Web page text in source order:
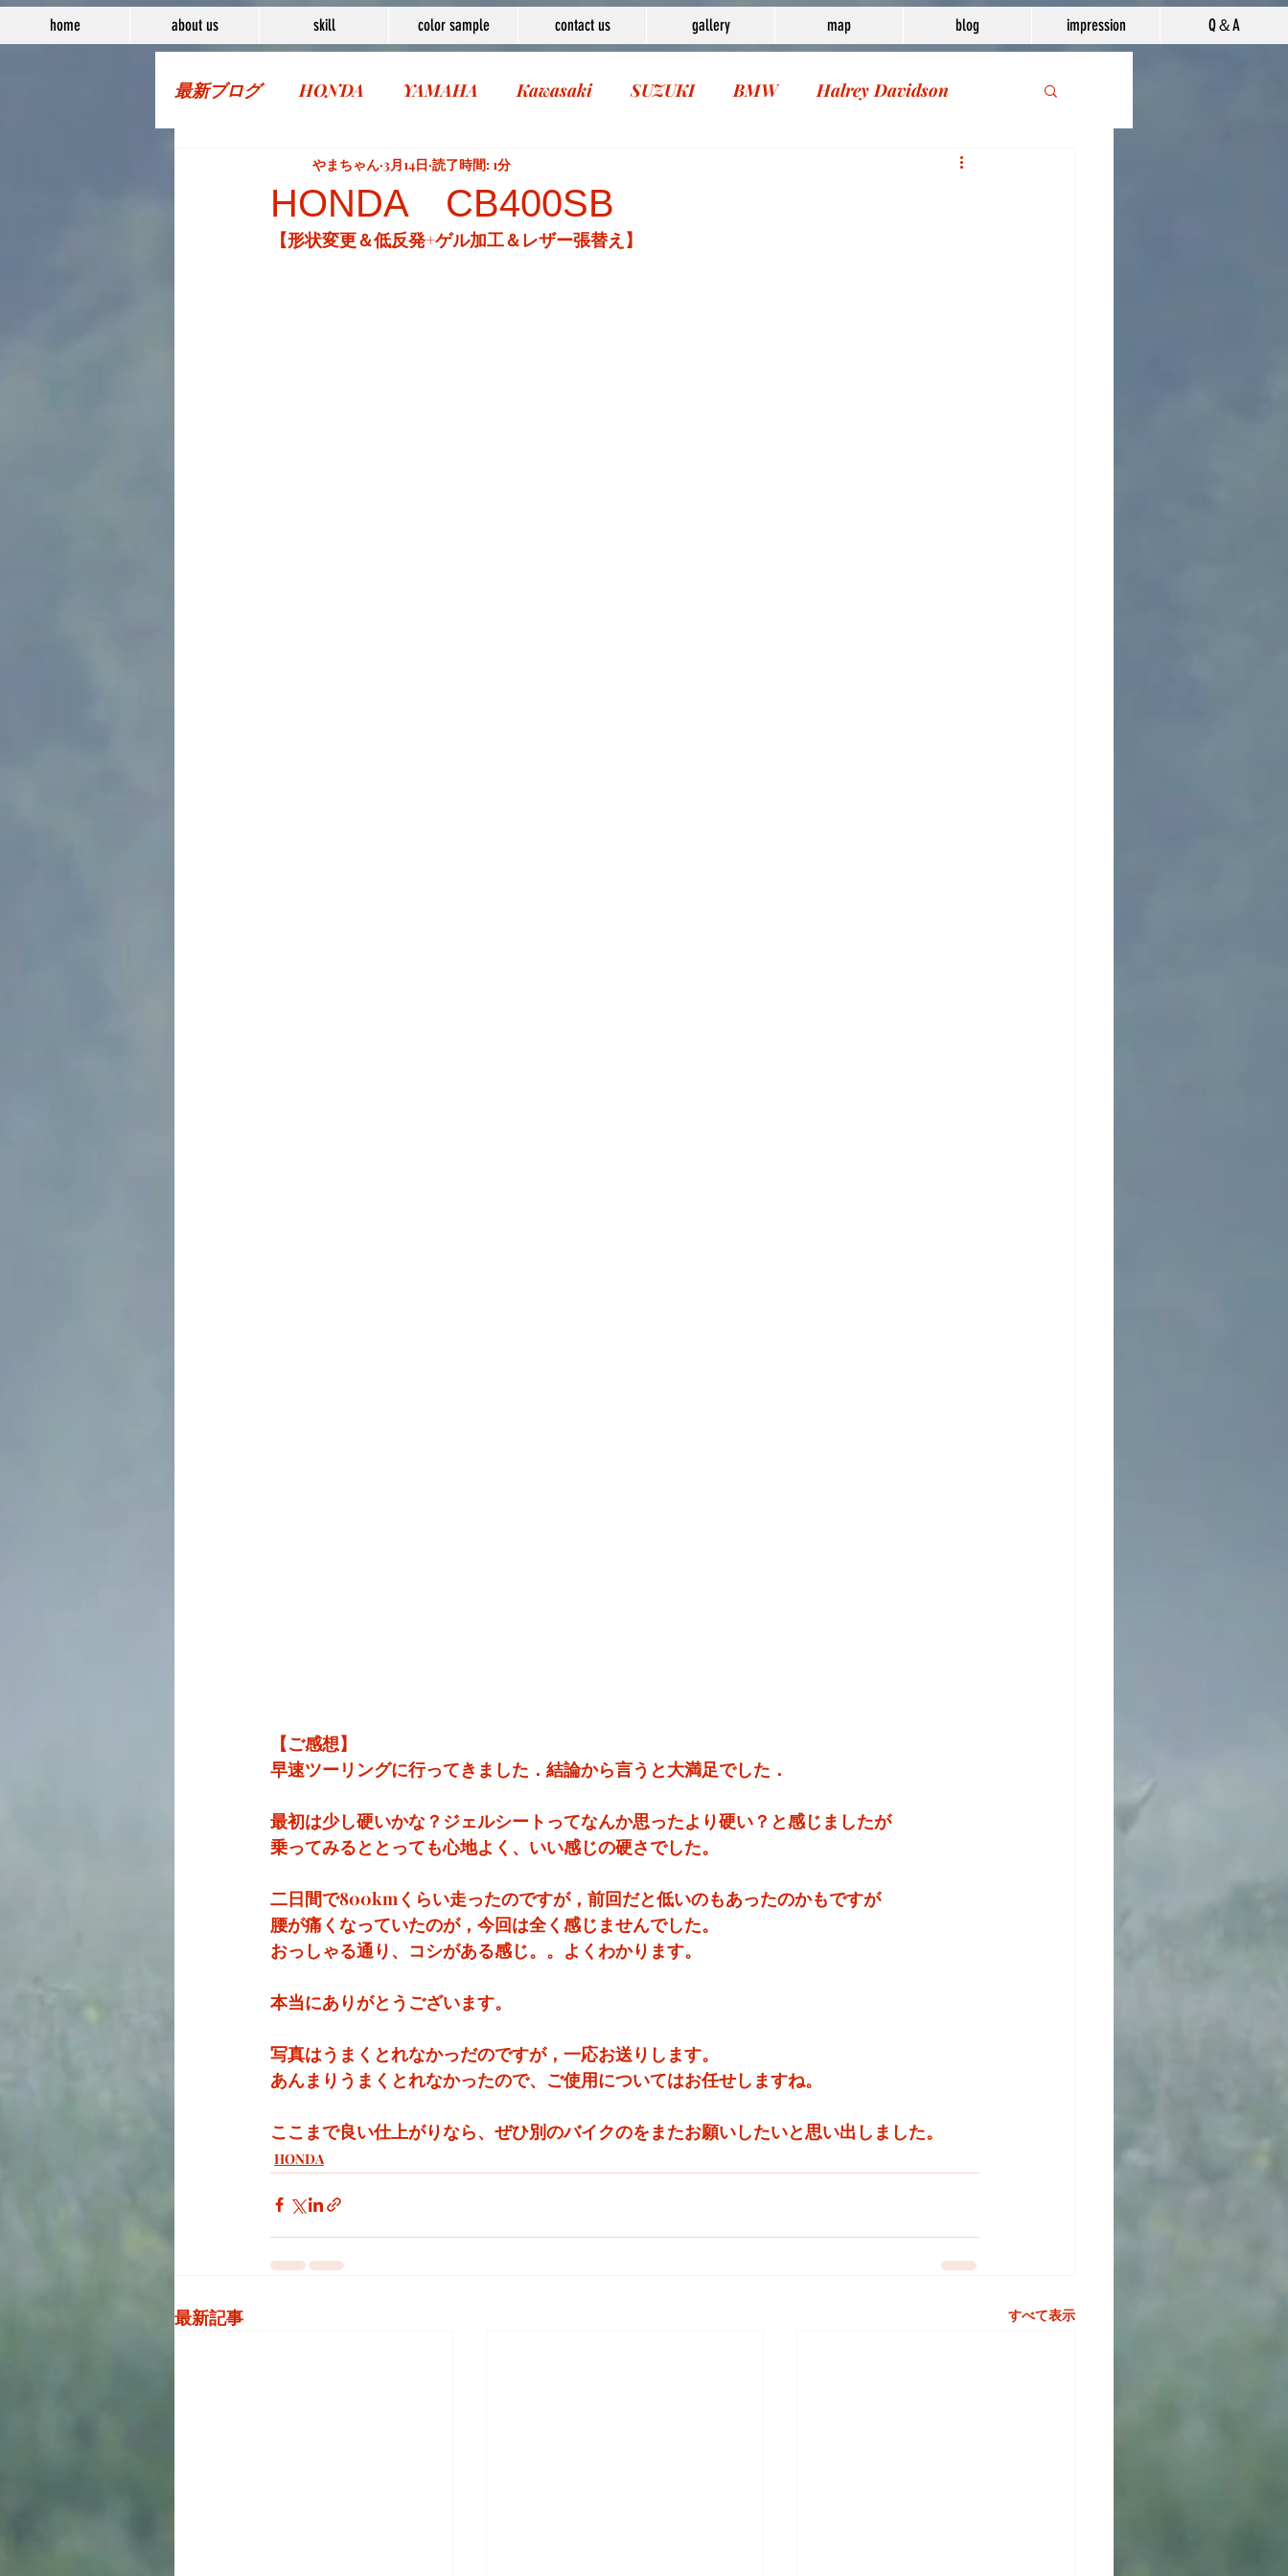
home about us skill color sample contact us gallery map blog impression Q＆A
最新ブログ HONDA YAMAHA Kawasaki SUZUKI BMW Halrey Davidson
HONDA CB400SB
やまちゃん 3月14日 読了時間: 1分
【形状変更＆低反発+ゲル加工＆レザー張替え】
【ご感想】
早速ツーリングに行ってきました．結論から言うと大満足でした．
最初は少し硬いかな？ジェルシートってなんか思ったより硬い？と感じましたが
乗ってみるととっても心地よく、いい感じの硬さでした。
二日間で800kmくらい走ったのですが，前回だと低いのもあったのかもですが
腰が痛くなっていたのが，今回は全く感じませんでした。
おっしゃる通り、コシがある感じ。。よくわかります。
本当にありがとうございます。
写真はうまくとれなかっだのですが，一応お送りします。
あんまりうまくとれなかったので、ご使用についてはお任せしますね。
ここまで良い仕上がりなら、ぜひ別のバイクのをまたお願いしたいと思い出しました。
HONDA
最新記事 すべて表示